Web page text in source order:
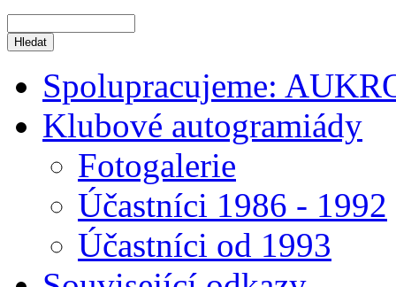
Spolupracujeme:
Klubové autogramiády
Fotogalerie
Účastníci 1986 - 1992
Účastníci od 1993